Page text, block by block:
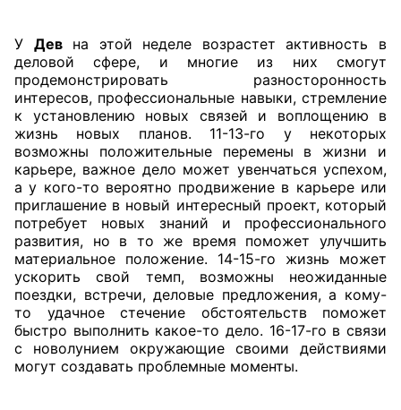
У Девна этой неделе возрастет активность в
деловой сфере, и многие из них смогут
продемонстрировать разносторонность
интересов, профессиональные навыки, стремление
к установлению новых связей и воплощению в
жизнь новых планов. 11-13-го у некоторых
возможны положительные перемены в жизни и
карьере, важное дело может увенчаться успехом,
а у кого-то вероятно продвижение в карьере или
приглашение в новый интересный проект, который
потребует новых знаний и профессионального
развития, но в то же время поможет улучшить
материальное положение. 14-15-го жизнь может
ускорить свой темп, возможны неожиданные
поездки, встречи, деловые предложения, а кому-
то удачное стечение обстоятельств поможет
быстро выполнить какое-то дело. 16-17-го в связи
с новолунием окружающие своими действиями
могут создавать проблемные моменты.